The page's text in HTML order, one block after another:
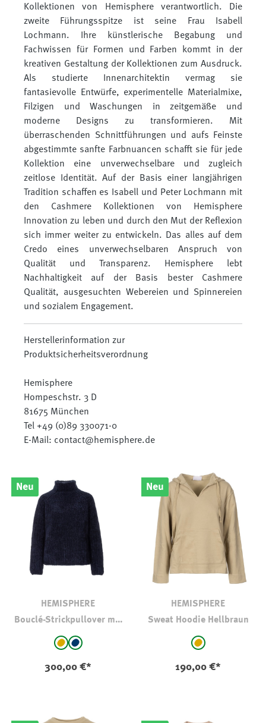
Kollektionen von Hemisphere verantwortlich. Die
zweite Führungsspitze ist seine Frau Isabell
Lochmann. Ihre künstlerische Begabung und
Fachwissen für Formen und Farben kommt in der
kreativen Gestaltung der Kollektionen zum Ausdruck.
Als studierte Innenarchitektin vermag sie
fantasievolle Entwürfe, experimentelle Materialmixe,
Filzigen und Waschungen in zeitgemäße und
moderne Designs zu transformieren. Mit
überraschenden Schnittführungen und aufs Feinste
abgestimmte sanfte Farbnuancen schafft sie für jede
Kollektion eine unverwechselbare und zugleich
zeitlose Identität. Auf der Basis einer langjährigen
Tradition schaffen es Isabell und Peter Lochmann mit
den Cashmere Kollektionen von Hemisphere
Innovation zu leben und durch den Mut der Reflexion
sich immer weiter zu entwickeln. Das alles auf dem
Credo eines unverwechselbaren Anspruch von
Qualität und Transparenz. Hemisphere lebt
Nachhaltigkeit auf der Basis bester Cashmere
Qualität, ausgesuchten Webereien und Spinnereien
und sozialem Engagement.
Herstellerinformation zur
Produktsicherheitsverordnung
Hemisphere
Hompeschstr. 3 D
81675 München
Tel +49 (0)89 330071-0
E-Mail: contact@hemisphere.de
Neu
HEMISPHERE
Bouclé-Strickpullover mit
auswählen
hellbraun-camel
marine
300,00 €*
Neu
HEMISPHERE
Sweat Hoodie Hellbraun
auswählen
hellbraun-camel
190,00 €*